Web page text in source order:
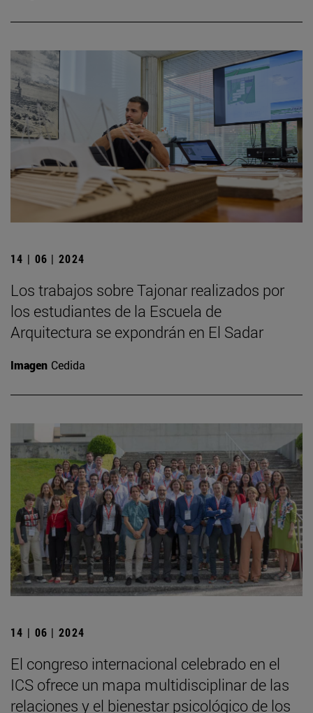
14 | 06 | 2024
Los trabajos sobre Tajonar realizados por
los estudiantes de la Escuela de
Arquitectura se expondrán en El Sadar
Imagen Cedida
14 | 06 | 2024
El congreso internacional celebrado en el
ICS ofrece un mapa multidisciplinar de las
relaciones y el bienestar psicológico de los